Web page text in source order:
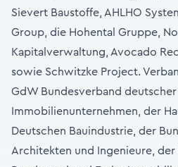
Sievert Baustoffe, AHLHO
Group, die Hohental Gruppe,
Kapitalverwaltung, Avocado
sowie Schwitzke Project.
GdW Bundesverband
Immobilienunternehmen, der
Deutschen Bauindustrie, der
Architekten und Ingenieure, der